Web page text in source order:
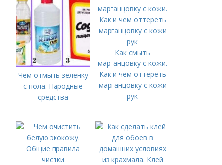
Чем отмыть зеленку
с пола. Народные
средства
Как смыть
марганцовку с кожи.
Как и чем оттереть
марганцовку с кожи
рук